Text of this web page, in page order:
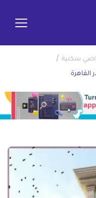
سكنية /